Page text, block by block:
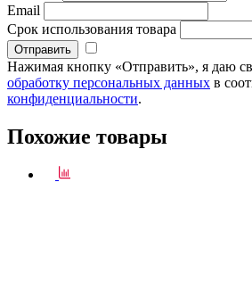
Email
Срок использования товара
Нажимая кнопку «Отправить», я даю
обработку персональных данных в
конфиденциальности.
Похожие товары